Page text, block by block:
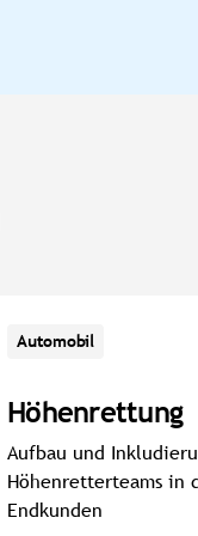
Automobil
Höhenrettung
Aufbau und
Höhenretterteams in
Endkunden